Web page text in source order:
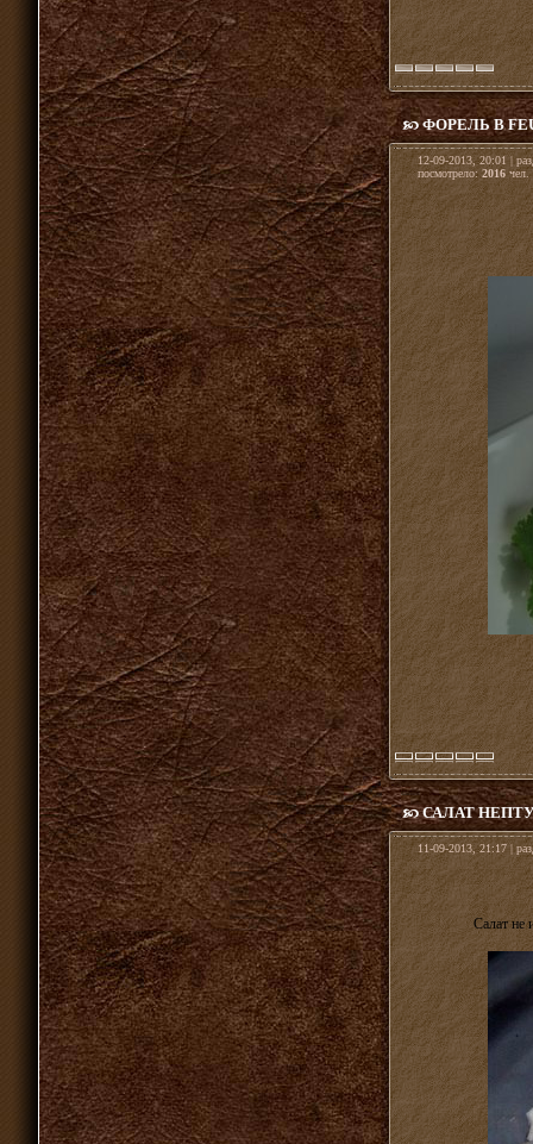
ФОРЕЛЬ В
12-09-2013, 20:01 |
посмотрело: 2016 чел.
САЛАТ
11-09-2013, 21:17 |
Салат не